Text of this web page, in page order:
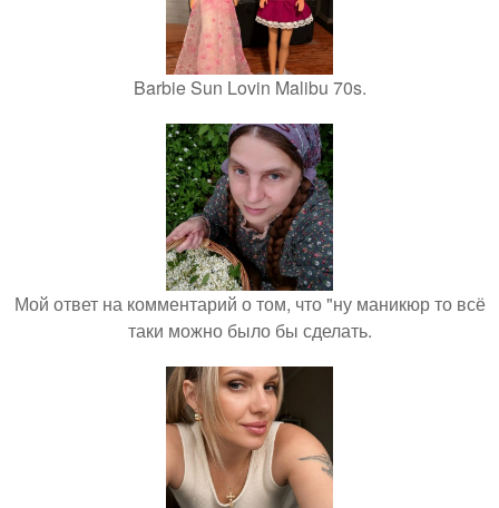
Barbie Sun Lovin Malibu 70s.
Мой ответ на комментарий о том, что "ну маникюр то всё
таки можно было бы сделать.